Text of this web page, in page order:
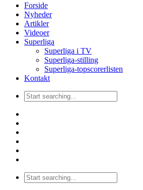
Forside
Nyheder
Artikler
Videoer
Superliga
Superliga i TV
Superliga-stilling
Superliga-topscorerlisten
Kontakt